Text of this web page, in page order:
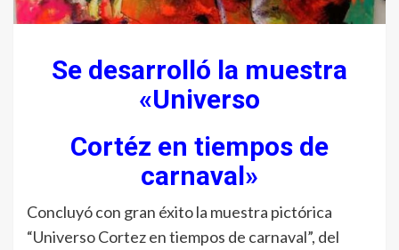
Se desarrolló la muestra
«Universo
Cortéz en tiempos de
carnaval»
Concluyó con gran éxito la muestra pictórica
“Universo Cortez en tiempos de carnaval”, del